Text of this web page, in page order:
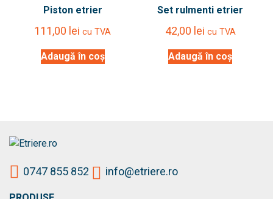
Piston etrier
111,00 lei cu TVA
Adaugă în coș
Set rulmenti etrier
42,00 lei cu TVA
Adaugă în coș
0747 855 852 info@etriere.ro